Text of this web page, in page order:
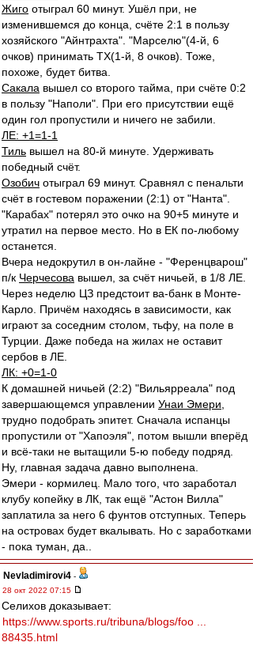
Жиго отыграл 60 минут. Ушёл при, не
изменившемся до конца, счёте 2:1 в пользу
хозяйского "Айнтрахта". "Марселю"(4-й, 6
очков) принимать ТХ(1-й, 8 очков). Тоже,
похоже, будет битва.
Сакала вышел со второго тайма, при счёте 0:2
в пользу "Наполи". При его присутствии ещё
один гол пропустили и ничего не забили.
ЛЕ: +1=1-1
Тиль вышел на 80-й минуте. Удерживать
победный счёт.
Озобич отыграл 69 минут. Сравнял с пенальти
счёт в гостевом поражении (2:1) от "Нанта".
"Карабах" потерял это очко на 90+5 минуте и
утратил на первое место. Но в ЕК по-любому
останется.
Вчера недокрутил в он-лайне - "Ференцварош"
п/к Черчесова вышел, за счёт ничьей, в 1/8 ЛЕ.
Через неделю ЦЗ предстоит ва-банк в Монте-
Карло. Причём находясь в зависимости, как
играют за соседним столом, тьфу, на поле в
Турции. Даже победа на жилах не оставит
сербов в ЛЕ.
ЛК: +0=1-0
К домашней ничьей (2:2) "Вильярреала" под
завершающемся управлении Унаи Эмери
трудно подобрать эпитет. Сначала испанцы
пропустили от "Хапоэля", потом вышли вперёд
и всё-таки не вытащили 5-ю победу подряд.
Ну, главная задача давно выполнена.
Эмери - кормилец. Мало того, что заработал
клубу копейку в ЛК, так ещё "Астон Вилла"
заплатила за него 6 фунтов отступных. Теперь
на островах будет вкалывать. Но с заработками
- пока туман, да..
Nevladimirovi4 -
28 окт 2022 07:15
Селихов доказывает:
https://www.sports.ru/tribuna/blogs/foo ...
88435.html